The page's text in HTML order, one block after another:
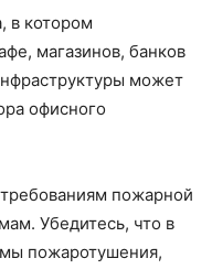
в котором
магазинов, банков
может
офисного
пожарной
Убедитесь, что в
пожаротушения,